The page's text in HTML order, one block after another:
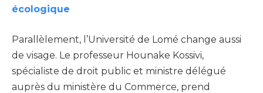
écologique
Parallèlement, l’Université de Lomé change aussi
de visage. Le professeur Hounake Kossivi,
spécialiste de droit public et ministre délégué
auprès du ministère du Commerce, prend